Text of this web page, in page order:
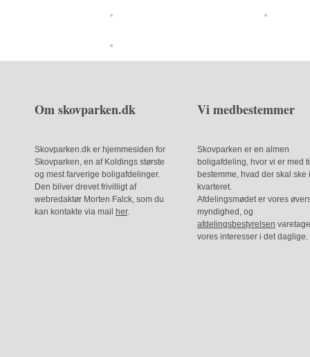
Om skovparken.dk
Skovparken.dk er hjemmesiden for
Skovparken, en af Koldings største
og mest farverige boligafdelinger.
Den bliver drevet frivilligt af
webredaktør Morten Falck, som du
kan kontakte via mail
her.
Vi medbestemmer
Skovparken er en almen
boligafdeling, hvor vi er med
bestemme, hvad der skal ske i
kvarteret.
Afdelingsmødet er vores
myndighed, og
afdelingsbestyrelsen
vores interesser i det daglige.